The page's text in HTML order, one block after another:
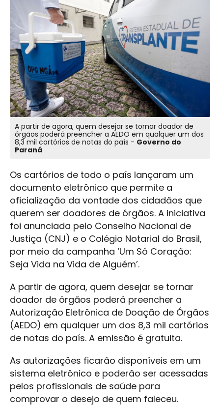
A partir de agora, quem desejar se tornar doador de
órgãos poderá preencher a AEDO em qualquer um dos
8,3 mil cartórios de notas do país - Governo do
Paraná
Os cartórios de todo o país lançaram um
documento eletrônico que permite a
oficialização da vontade dos cidadãos que
querem ser doadores de órgãos. A iniciativa
foi anunciada pelo Conselho Nacional de
Justiça (CNJ) e o Colégio Notarial do Brasil,
por meio da campanha ‘Um Só Coração:
Seja Vida na Vida de Alguém’.
A partir de agora, quem desejar se tornar
doador de órgãos poderá preencher a
Autorização Eletrônica de Doação de Órgãos
(AEDO) em qualquer um dos 8,3 mil cartórios
de notas do país. A emissão é gratuita.
As autorizações ficarão disponíveis em um
sistema eletrônico e poderão ser acessadas
pelos profissionais de saúde para
comprovar o desejo de quem faleceu.